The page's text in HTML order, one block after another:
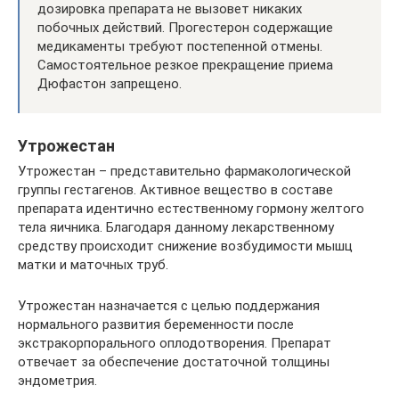
дозировка препарата не вызовет никаких
побочных действий. Прогестерон содержащие
медикаменты требуют постепенной отмены.
Самостоятельное резкое прекращение приема
Дюфастон запрещено.
Утрожестан
Утрожестан – представительно фармакологической
группы гестагенов. Активное вещество в составе
препарата идентично естественному гормону желтого
тела яичника. Благодаря данному лекарственному
средству происходит снижение возбудимости мышц
матки и маточных труб.
Утрожестан назначается с целью поддержания
нормального развития беременности после
экстракорпорального оплодотворения. Препарат
отвечает за обеспечение достаточной толщины
эндометрия.